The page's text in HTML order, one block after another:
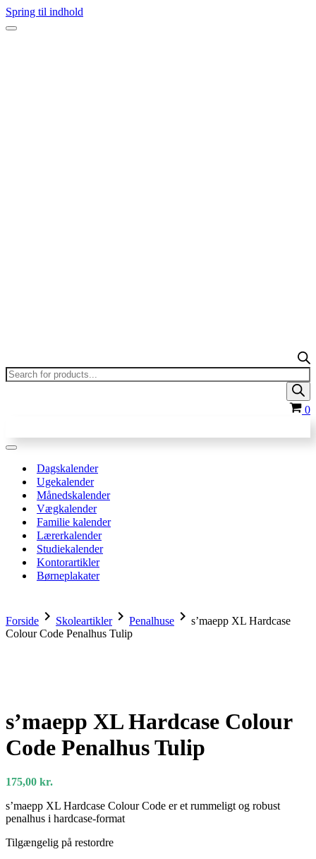
Spring til indhold
Navigation
Products
search
0
Navigation
Dagskalender
Ugekalender
Månedskalender
Vægkalender
Familie kalender
Lærerkalender
Studiekalender
Kontorartikler
Børneplakater
Forside chevron_right Skoleartiklerchevron_right Penalhuse chevron_right s’maepp XL Hardcase
Colour Code Penalhus Tulip
s’maepp XL Hardcase Colour
Code Penalhus Tulip
175,00 kr.
s’maepp XL Hardcase Colour Code er et rummeligt og robust
penalhus i hardcase-format
Tilgængelig på restordre